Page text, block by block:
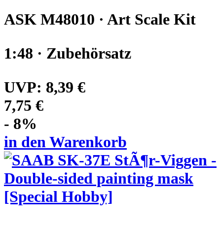
ASK M48010 · Art Scale Kit
1:48 · Zubehörsatz
UVP: 8,39 €
7,75 €
- 8%
in den Warenkorb